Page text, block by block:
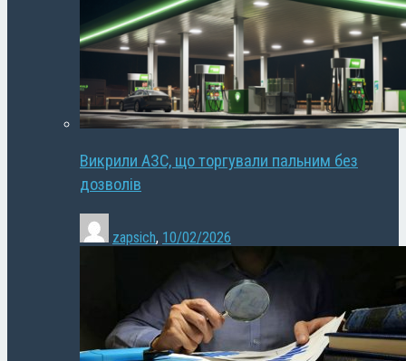
Викрили АЗС, що торгували пальним без
дозволів
zapsich, 10/02/2026